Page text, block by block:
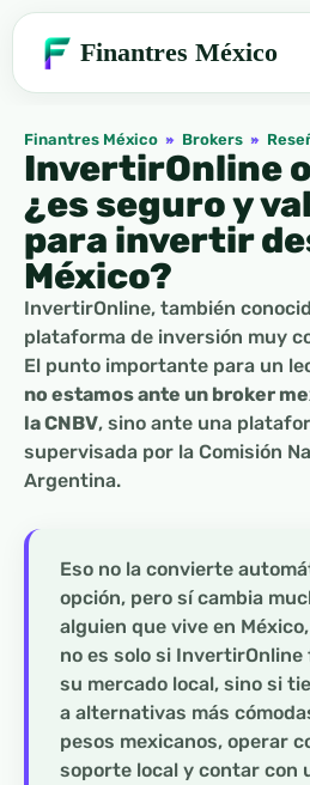
Finantres México
Finantres México » Brokers »
InvertirOnline
¿es seguro y
para invertir
México?
InvertirOnline, también
plataforma de inversión muy
El punto importante para un
no estamos ante un broker
la CNBV, sino ante una
supervisada por la Comisión
Argentina.
Eso no la convierte
opción, pero sí cambia
alguien que vive en
no es solo si
su mercado local, sino si
a alternativas más
pesos mexicanos, operar
soporte local y contar con